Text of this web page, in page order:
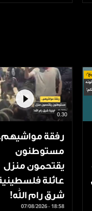
0.30
رفقة
مستوطنون
يقتحمون منزل
عائلة
شرق رام الله!
07/08/2026 - 18:58